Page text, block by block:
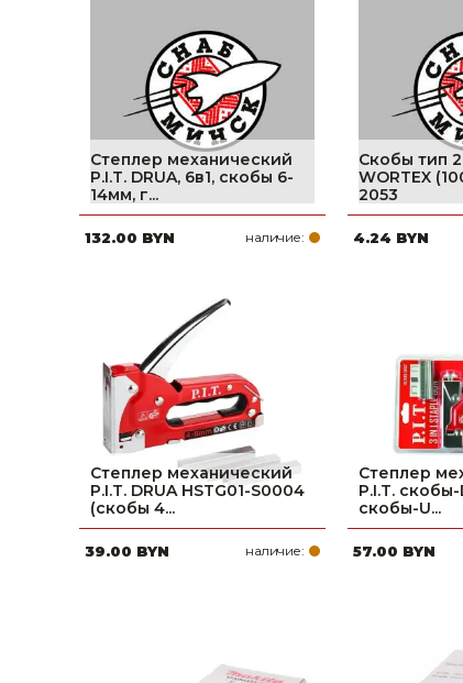
Садовая техника, оснастка и принадлежности
Сварочное оборудование и материалы
Средства индивидуальной защиты и спецодежда
Хранение инструмента (ящики, сумки, пояса, тележки)
Хозтовары
Очистители (мойки) высокого давления
Масла и смазки
Крепеж и фурнитура
Ручной инструмент
Строительные и отделочные материалы
Садовый инструмент, вазоны, горшки и кашпо, теплицы, парники
Степлер механический
P.I.T. DRUA, 6в1, скобы 6-
14мм, г...
132.00 BYN наличие:
Скобы тип
WORTEX
2053
4.24 BYN
Степлер механический
P.I.T. DRUA HSTG01-S0004
(скобы 4...
39.00 BYN наличие:
Степлер
P.I.T.
скобы-U...
57.00 BYN